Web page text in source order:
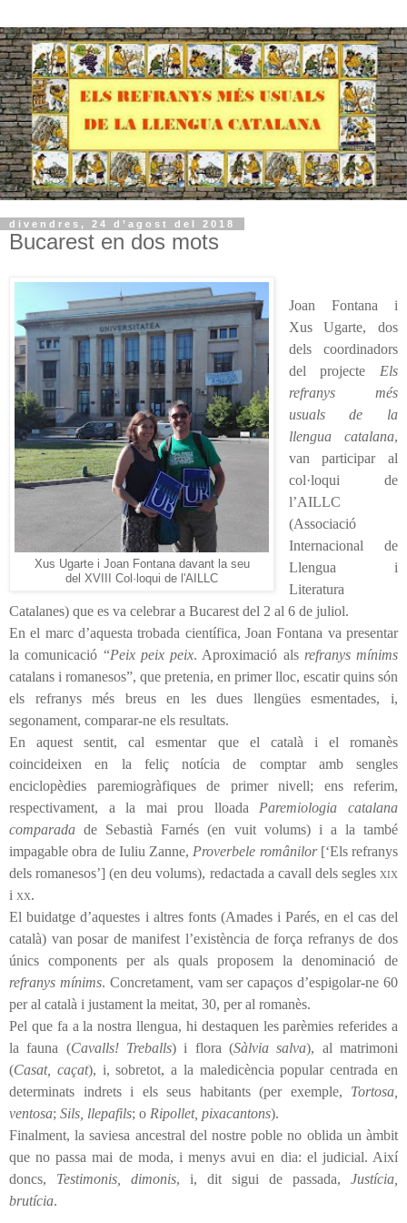
divendres, 24 d’agost del 2018
Bucarest en dos mots
Xus Ugarte i Joan Fontana davant la seu
del XVIII Col·loqui de l'AILLC
Joan Fontana i
Xus Ugarte, dos
dels coordinadors
del projecte Els
refranys més
usuals de la
llengua catalana,
van participar al
col·loqui de
l’AILLC
(Associació
Internacional de
Llengua i
Literatura
Catalanes) que es va celebrar a Bucarest del 2 al 6 de juliol.
En el marc d’aquesta trobada científica, Joan Fontana va presentar
la comunicació “Peix peix peix. Aproximació als refranys mínims
catalans i romanesos”, que pretenia, en primer lloc, escatir quins són
els refranys més breus en les dues llengües esmentades, i,
segonament, comparar-ne els resultats.
En aquest sentit, cal esmentar que el català i el romanès
coincideixen en la feliç notícia de comptar amb sengles
enciclopèdies paremiogràfiques de primer nivell; ens referim,
respectivament, a la mai prou lloada Paremiologia catalana
comparada de Sebastià Farnés (en vuit volums) i a la també
impagable obra de Iuliu Zanne, Proverbele românilor[‘Els refranys
dels romanesos’] (en deu volums), redactada a cavall dels segles xix
i xx.
El buidatge d’aquestes i altres fonts (Amades i Parés, en el cas del
català) van posar de manifest l’existència de força refranys de dos
únics components per als quals proposem la denominació de
refranys mínims. Concretament, vam ser capaços d’espigolar-ne 60
per al català i justament la meitat, 30, per al romanès.
Pel que fa a la nostra llengua, hi destaquen les parèmies referides a
la fauna (Cavalls! Treballs) i flora (Sàlvia salva), al matrimoni
(Casat, caçat), i, sobretot, a la maledicència popular centrada en
determinats indrets i els seus habitants (per exemple, Tortosa,
ventosa; Sils, llepafils; o Ripollet, pixacantons).
Finalment, la saviesa ancestral del nostre poble no oblida un àmbit
que no passa mai de moda, i menys avui en dia: el judicial. Així
doncs, Testimonis, dimonis, i, dit sigui de passada, Justícia,
brutícia.